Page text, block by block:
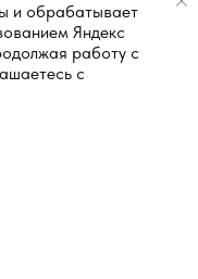
и обрабатывает
Яндекс
работу с
с